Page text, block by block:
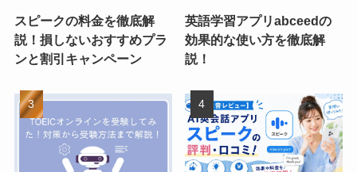
スピークの料金を徹底解
説！損しないおすすめプラ
ンと割引キャンペーン
英語学習アプリabceedの
効果的な使い方を徹底解
説！